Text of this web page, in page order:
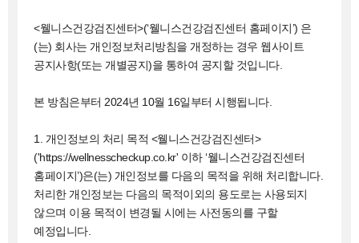
<웰니스건강검진센터>(‘웰니스건강검진센터 홈페이지’) 은
(는) 회사는 개인정보처리방침을 개정하는 경우 웹사이트
공지사항(또는 개별공지)을 통하여 공지할 것입니다.
본 방침은부터 2024년 10월 16일부터 시행됩니다.
1. 개인정보의 처리 목적 <웰니스건강검진센터>
('https://wellnesscheckup.co.kr' 이하 ‘웰니스건강검진센터
홈페이지’)은(는) 개인정보를 다음의 목적을 위해 처리합니다.
처리한 개인정보는 다음의 목적이외의 용도로는 사용되지
않으며 이용 목적이 변경될 시에는 사전동의를 구할
예정입니다.